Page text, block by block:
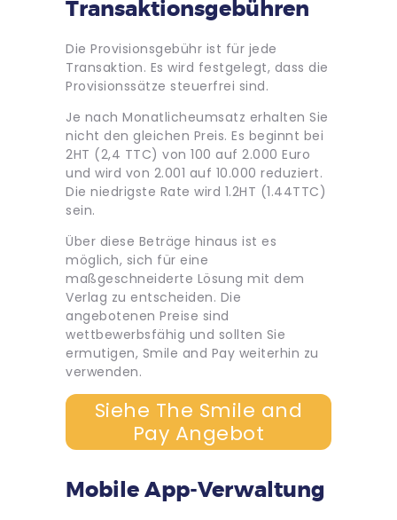
Transaktionsgebühren
Die Provisionsgebühr ist für jede
Transaktion. Es wird festgelegt, dass die
Provisionssätze steuerfrei sind.
Je nach Monatlicheumsatz erhalten Sie
nicht den gleichen Preis. Es beginnt bei
2HT (2,4 TTC) von 100 auf 2.000 Euro
und wird von 2.001 auf 10.000 reduziert.
Die niedrigste Rate wird 1.2HT (1.44TTC)
sein.
Über diese Beträge hinaus ist es
möglich, sich für eine
maßgeschneiderte Lösung mit dem
Verlag zu entscheiden. Die
angebotenen Preise sind
wettbewerbsfähig und sollten Sie
ermutigen, Smile and Pay weiterhin zu
verwenden.
Siehe The Smile and
Pay Angebot
Mobile App-Verwaltung